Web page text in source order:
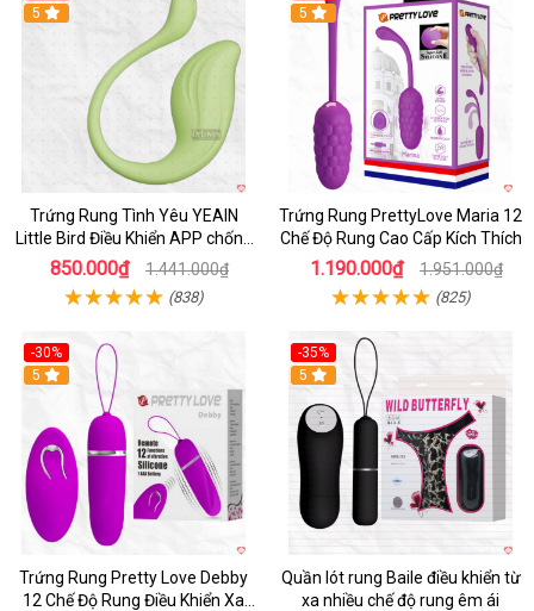
Hot
5
Trứng Rung Tình Yêu YEAIN
Little Bird Điều Khiển APP chống
nước sạc pin
850.000₫ 1.441.000₫
(838)
Hot
5
Trứng Rung PrettyLove Maria 12
Chế Độ Rung Cao Cấp Kích Thích
1.190.000₫ 1.951.000₫
(825)
-30%
Hot
5
Trứng Rung Pretty Love Debby
12 Chế Độ Rung Điều Khiển Xa
-35%
Hot
5
Quần lót rung Baile điều khiển từ
xa nhiều chế độ rung êm ái